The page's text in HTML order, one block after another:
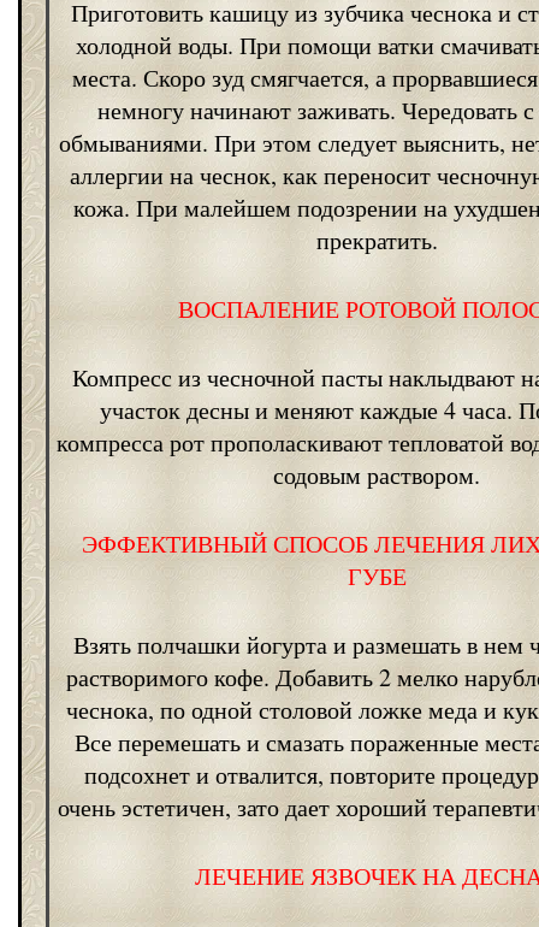
Приготовить кашицу из зубчика чеснока и
холодной воды. При помощи ватки
места. Скоро зуд смягчается, а
немногу начинают заживать. Чередовать
обмываниями. При этом следует выяснить,
аллергии на чеснок, как переносит
кожа. При малейшем подозрении на
прекратить.
ВОСПАЛЕНИЕ РОТОВОЙ
Компресс из чесночной пасты наклыдвают
участок десны и меняют каждые 4 часа.
компресса рот прополаскивают тепловатой
содовым раствором.
ЭФФЕКТИВНЫЙ СПОСОБ ЛЕЧЕНИЯ
ГУБЕ
Взять полчашки йогурта и размешать в
растворимого кофе. Добавить 2 мелко
чеснока, по одной столовой ложке меда и
Все перемешать и смазать пораженные
подсохнет и отвалится, повторите
очень эстетичен, зато дает хороший
ЛЕЧЕНИЕ ЯЗВОЧЕК НА